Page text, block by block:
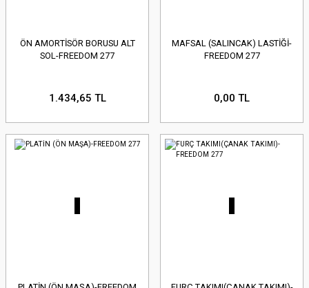
ÖN AMORTİSÖR BORUSU ALT
SOL-FREEDOM 277
1.434,65 TL
MAFSAL (SALINCAK) LASTİĞİ-
FREEDOM 277
0,00 TL